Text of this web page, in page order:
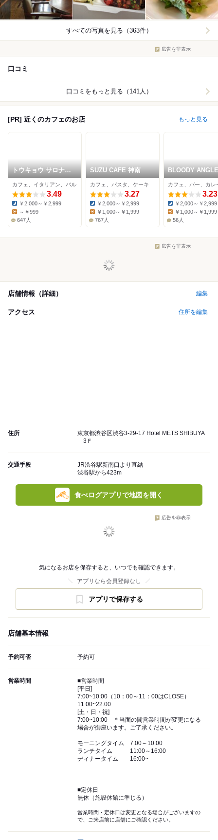
すべての写真を見る（363件）
広告を非表示
口コミ
口コミをもっと見る（141人）
[PR] 近くのカフェのお店 もっと見る
トウキョウ サロナー
ド カフェ ダブ
カフェ、イタリアン、バル
3.49
Dinner:
￥2,000～￥2,999
～￥999
647人
SUZU CAFE 神南
カフェ、パスタ、ケーキ
3.27
Dinner:
￥2,000～￥2,999
￥1,000～￥1,999
767人
BLOODY ANGLE
Dougen Tong
カフェ、バー、カレ
3.23
Dinner:
￥2,000～￥2,999
Lunch:
￥1,000～￥1,999
56人
広告を非表示
店舗情報（詳細） 編集
アクセス 住所を編集
住所
東京都渋谷区渋谷3-29-17 Hotel METS SHIBUYA
3Ｆ
交通手段
JR渋谷駅新南口より直結
渋谷駅から423m
食べログアプリで地図を開く
広告を非表示
気になるお店を保存すると、いつでも確認できます。
アプリなら会員登録なし
アプリで保存する
店舗基本情報
予約可否 予約可
営業時間
■営業時間
[平日]
7:00~10:00（10：00～11：00はCLOSE）
11:00~22:00
[土・日・祝]
7:00~10:00 ＊当面の間営業時間が変更になる
場合が御座います。ご了承ください。
モーニングタイム 7:00～10:00
ランチタイム 11:00～16:00
ディナータイム 16:00~
■定休日
無休（施設休館に準じる）
営業時間・定休日は変更となる場合がございますの
で、ご来店前に店舗にご確認ください。